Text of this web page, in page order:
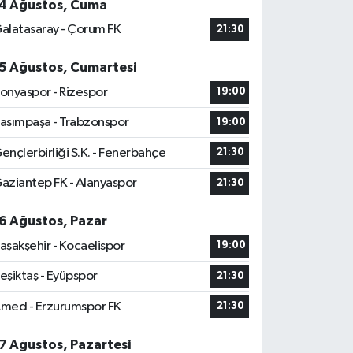
Ağustos, Cuma
- Çorum FK
21:30
Ağustos, Cumartesi
- Rizespor
19:00
- Trabzonspor 19:00
S.K. - Fenerbahçe 21:30
FK - Alanyaspor 21:30
Ağustos, Pazar
- Kocaelispor
19:00
- Eyüpspor 21:30
- Erzurumspor FK 21:30
Ağustos, Pazartesi